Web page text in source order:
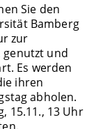
Sie den
Bamberg
zur
genutzt und
Es werden
ihren
abholen.
15.11., 13 Uhr